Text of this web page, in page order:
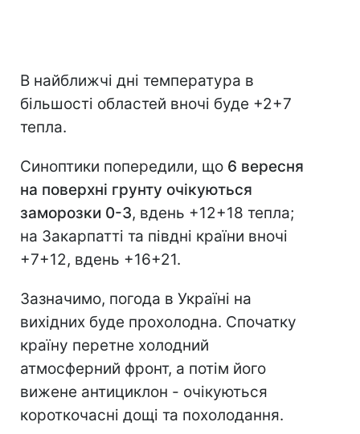
В найближчі дні температура в
більшості областей вночі буде +2+7
тепла.
Синоптики попередили, що 6 вересня
на поверхні грунту очікуються
заморозки 0-3, вдень +12+18 тепла;
на Закарпатті та півдні країни вночі
+7+12, вдень +16+21.
Зазначимо, погода в Україні на
вихідних буде прохолодна. Спочатку
країну перетне холодний
атмосферний фронт, а потім його
вижене антициклон - очікуються
короткочасні дощі та похолодання.